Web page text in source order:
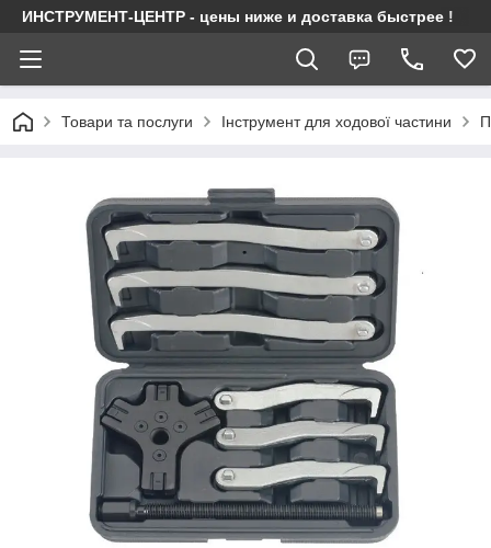
ИНСТРУМЕНТ-ЦЕНТР - цены ниже и доставка быстрее !
Товари та послуги Інструмент для ходової частини